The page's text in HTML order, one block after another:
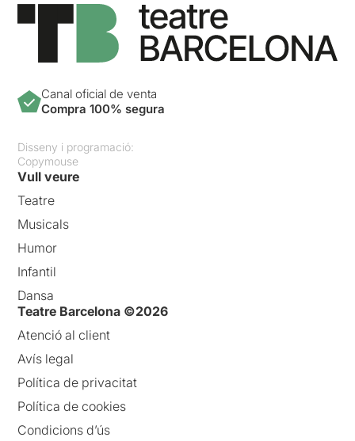
Canal oficial de venta
Compra 100% segura
Disseny i programació:
Copymouse
Vull veure
Teatre
Musicals
Humor
Infantil
Dansa
Teatre Barcelona ©2026
Atenció al client
Avís legal
Política de privacitat
Política de cookies
Condicions d’ús